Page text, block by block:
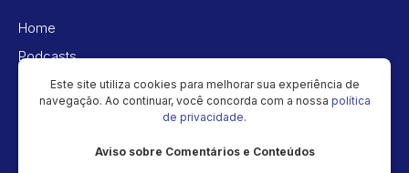
Home
Podcasts
Vídeos
Política de privacidade
Newsletter
Este site utiliza cookies para melhorar sua experiência de
navegação. Ao continuar, você concorda com a nossa política
de privacidade.
Aviso sobre Comentários e Conteúdos